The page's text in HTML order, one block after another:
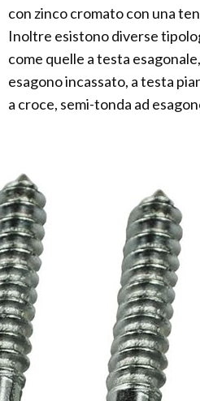
con zinco cromato con una
Inoltre esistono diverse
come quelle a testa
esagono incassato, a testa
a croce, semi-tonda ad